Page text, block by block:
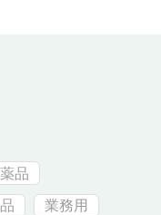
品
業務用